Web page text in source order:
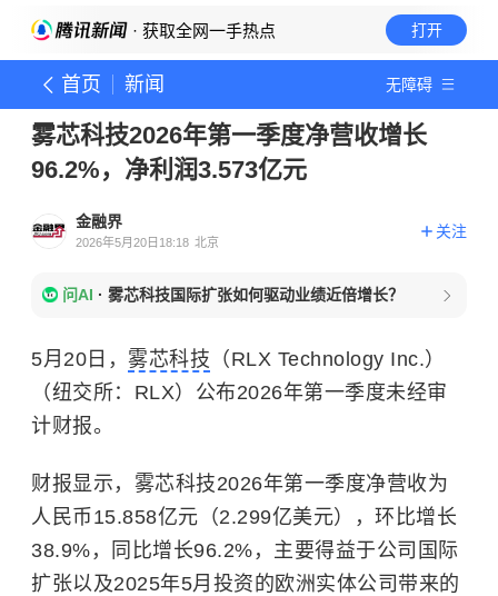
· 获取全网一手热点 打开
首页 新闻 无障碍
雾芯科技2026年第一季度净营收增长
96.2%，净利润3.573亿元
金融界
2026年5月20日18:18 北京
关注
问AI · 雾芯科技国际扩张如何驱动业绩近倍增长？
5月20日， 雾芯科技 （RLX Technology Inc.）
（纽交所：RLX）公布2026年第一季度未经审
计财报。
财报显示，雾芯科技2026年第一季度净营收为
人民币15.858亿元（2.299亿美元），环比增长
38.9%，同比增长96.2%，主要得益于公司国际
扩张以及2025年5月投资的欧洲实体公司带来的